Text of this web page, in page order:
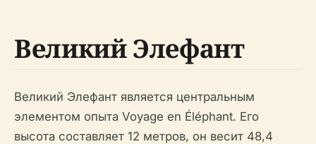
Великий Элефант
Великий Элефант является центральным
элементом опыта Voyage en Éléphant. Его
высота составляет 12 метров, он весит 48,4